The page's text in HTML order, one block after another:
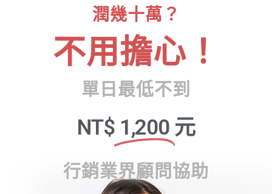
潤幾十萬？
不用擔心！
單日最低不到
NT$ 1,200 元
行銷業界顧問協助